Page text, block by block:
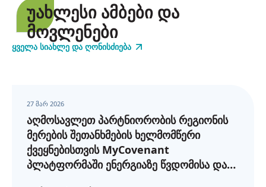
უახლესი ამბები და
მოვლენები
ᲧᲕᲔᲚᲐ ᲡᲘᲐᲮᲚᲔ ᲓᲐ ᲦᲝᲜᲘᲡᲫᲘᲔᲑᲐ
27 მარ 2026
აღმოსავლეთ პარტნიორობის რეგიონის
მერების შეთანხმების ხელმომწერი
ქვეყნებისთვის MyCovenant
პლატფორმაში ენერგიაზე წვდომისა და